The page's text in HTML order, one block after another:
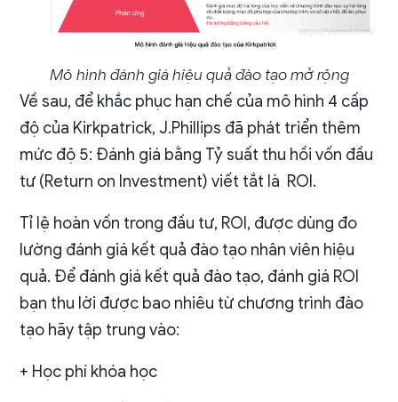
Mô hình đánh giá hiệu quả đào tạo mở rộng
Về sau, để khắc phục hạn chế của mô hình 4 cấp
độ của Kirkpatrick, J.Phillips đã phát triển thêm
mức độ 5: Đánh giá bằng Tỷ suất thu hồi vốn đầu
tư (Return on Investment) viết tắt là ROI.
Tỉ lệ hoàn vốn trong đầu tư, ROI, được dùng đo
lường đánh giá kết quả đào tạo nhân viên hiệu
quả. Để đánh giá kết quả đào tạo, đánh giá ROI
bạn thu lời được bao nhiêu từ chương trình đào
tạo hãy tập trung vào:
+ Học phí khóa học